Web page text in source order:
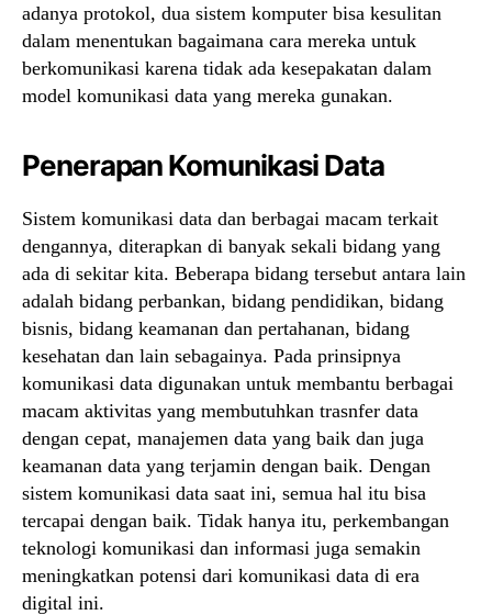
adanya protokol, dua sistem komputer bisa kesulitan
dalam menentukan bagaimana cara mereka untuk
berkomunikasi karena tidak ada kesepakatan dalam
model komunikasi data yang mereka gunakan.
Penerapan Komunikasi Data
Sistem komunikasi data dan berbagai macam terkait
dengannya, diterapkan di banyak sekali bidang yang
ada di sekitar kita. Beberapa bidang tersebut antara lain
adalah bidang perbankan, bidang pendidikan, bidang
bisnis, bidang keamanan dan pertahanan, bidang
kesehatan dan lain sebagainya. Pada prinsipnya
komunikasi data digunakan untuk membantu berbagai
macam aktivitas yang membutuhkan trasnfer data
dengan cepat, manajemen data yang baik dan juga
keamanan data yang terjamin dengan baik. Dengan
sistem komunikasi data saat ini, semua hal itu bisa
tercapai dengan baik. Tidak hanya itu, perkembangan
teknologi komunikasi dan informasi juga semakin
meningkatkan potensi dari komunikasi data di era
digital ini.